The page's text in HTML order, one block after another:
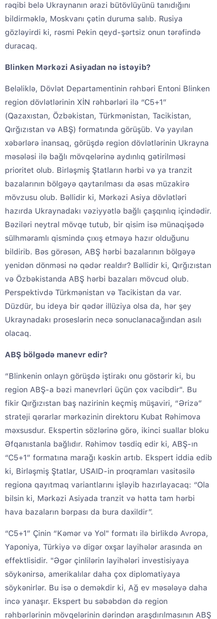
rəqibi belə Ukraynanın ərazi bütövlüyünü tanıdığını
bildirməklə, Moskvanı çətin duruma salıb. Rusiya
gözləyirdi ki, rəsmi Pekin qeyd-şərtsiz onun tərəfində
duracaq.
Blinken Mərkəzi Asiyadan nə istəyib?
Beləliklə, Dövlət Departamentinin rəhbəri Entoni Blinken
region dövlətlərinin XİN rəhbərləri ilə “C5+1”
(Qazaxıstan, Özbəkistan, Türkmənistan, Tacikistan,
Qırğızıstan və ABŞ) formatında görüşüb. Və yayılan
xəbərlərə inansaq, görüşdə region dövlətlərinin Ukrayna
məsələsi ilə bağlı mövqelərinə aydınlıq gətirilməsi
prioritet olub. Birləşmiş Ştatların hərbi və ya tranzit
bazalarının bölgəyə qaytarılması da əsas müzakirə
mövzusu olub. Bəllidir ki, Mərkəzi Asiya dövlətləri
hazırda Ukraynadakı vəziyyətlə bağlı çaşqınlıq içindədir.
Bəziləri neytral mövqe tutub, bir qisim isə münaqişədə
sülhməramlı qismində çıxış etməyə hazır olduğunu
bildirib. Bəs görəsən, ABŞ hərbi bazalarının bölgəyə
yenidən dönməsi nə qədər realdır? Bəllidir ki, Qırğızıstan
və Özbəkistanda ABŞ hərbi bazaları mövcud olub.
Perspektivdə Türkmənistan və Tacikistan da var.
Düzdür, bu ideya bir qədər illüziya olsa da, hər şey
Ukraynadakı proseslərin necə sonuclanacağından asılı
olacaq.
ABŞ bölgədə manevr edir?
“Blinkenin onlayn görüşdə iştirakı onu göstərir ki, bu
region ABŞ-a bəzi manevrləri üçün çox vacibdir". Bu
fikir Qırğızıstan baş nazirinin keçmiş müşaviri, “Ərizə”
strateji qərarlar mərkəzinin direktoru Kubat Rəhimova
məxsusdur. Ekspertin sözlərinə görə, ikinci suallar bloku
Əfqanıstanla bağlıdır. Rəhimov təsdiq edir ki, ABŞ-ın
“C5+1” formatına marağı kəskin artıb. Ekspert iddia edib
ki, Birləşmiş Ştatlar, USAID-in proqramları vasitəsilə
regiona qayıtmaq variantlarını işləyib hazırlayacaq: “Ola
bilsin ki, Mərkəzi Asiyada tranzit və hətta tam hərbi
hava bazaların bərpası da bura daxildir”.
“C5+1” Çinin “Kəmər və Yol" formatı ilə birlikdə Avropa,
Yaponiya, Türkiyə və digər oxşar layihələr arasında ən
effektlisidir. "Əgər çinlilərin layihələri investisiyaya
söykənirsə, amerikalılar daha çox diplomatiyaya
söykənirlər. Bu isə o deməkdir ki, Ağ ev məsələyə daha
incə yanaşır. Ekspert bu səbəbdən də region
rəhbərlərinin mövqelərinin dərindən araşdırılmasının ABŞ